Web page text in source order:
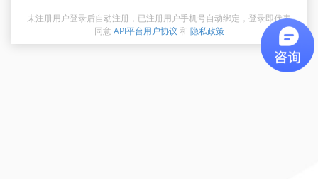
未注册用户登录后自动注册，已注册用户手机号自动绑定，登录即代表
同意 API平台用户协议 和 隐私政策